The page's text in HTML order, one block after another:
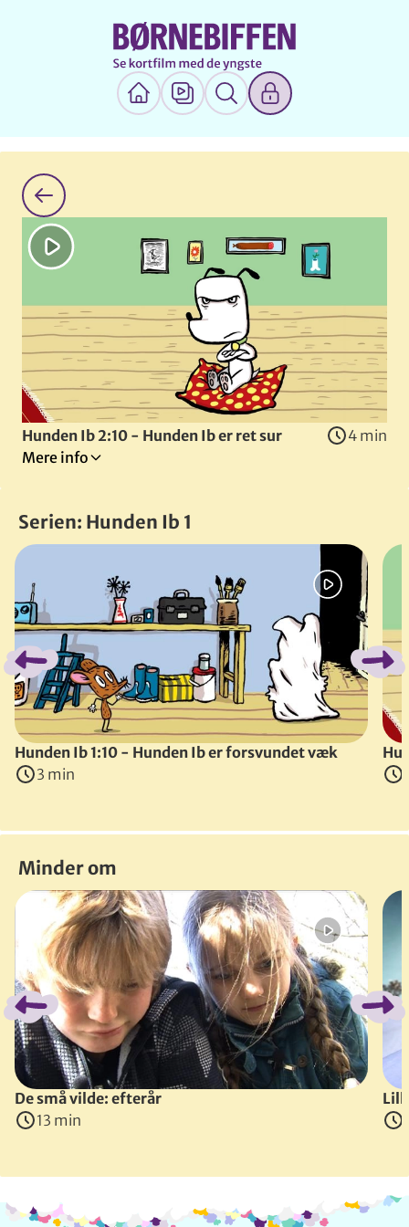
Hunden Ib 2:10 - Hunden Ib er ret sur
4 min
Mere info
Ib er ret sur. Og når det er svært at blive i godt humør
Instruktører:
Trine Laier&Rasmus Bregnhøi
Serien: Hunden Ib 1
Spring bånd over
Hunden Ib 1:10 - Hunden Ib er forsvundet væk
3 min
Minder om
Spring bånd over
De små vilde: efterår
13 min